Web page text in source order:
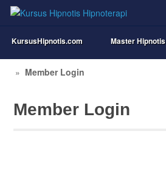
KursusHipnotis.com Master Hipnotis
» Member Login
Member Login